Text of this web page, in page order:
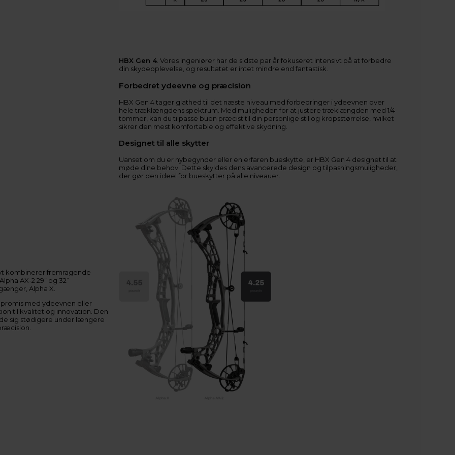
HBX Gen 4. Vores ingeniører har de sidste par år fokuseret intensivt på at forbedre
din skydeoplevelse, og resultatet er intet mindre end fantastisk.
Forbedret ydeevne og præcision
HBX Gen 4 tager glathed til det næste niveau med forbedringer i ydeevnen over
hele træklængdens spektrum. Med muligheden for at justere træklængden med 1/4
tommer, kan du tilpasse buen præcist til din personlige stil og kropsstørrelse, hvilket
sikrer den mest komfortable og effektive skydning.
Designet til alle skytter
Uanset om du er nybegynder eller en erfaren bueskytte, er HBX Gen 4 designet til at
møde dine behov. Dette skyldes dens avancerede design og tilpasningsmuligheder,
der gør den ideel for bueskytter på alle niveauer.
kombinerer fremragende
AX-2 29” og 32”
Alpha X.
med ydeevnen eller
til kvalitet og innovation. Den
sig stødigere under længere